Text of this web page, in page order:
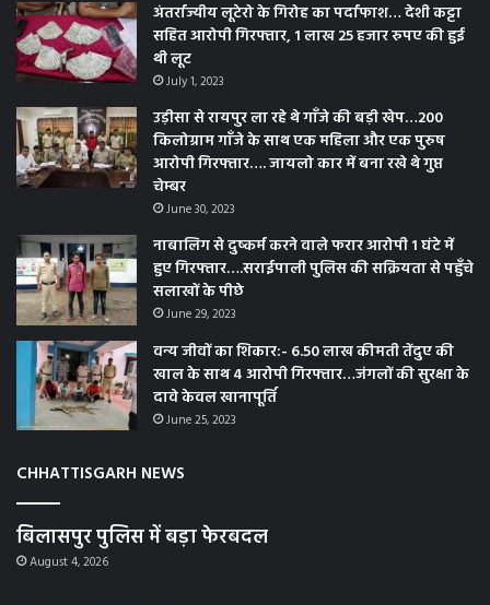
अंतर्राज्यीय लूटेरो के गिरोह का पर्दाफाश… देशी कट्टा
सहित आरोपी गिरफ्तार, 1 लाख 25 हजार रुपए की हुई
थी लूट
July 1, 2023
उड़ीसा से रायपुर ला रहे थे गाँजे की बड़ी खेप…200
किलोग्राम गाँजे के साथ एक महिला और एक पुरुष
आरोपी गिरफ्तार…. जायलो कार में बना रखे थे गुप्त
चेम्बर
June 30, 2023
नाबालिग से दुष्कर्म करने वाले फरार आरोपी 1 घंटे में
हुए गिरफ्तार….सराईपाली पुलिस की सक्रियता से पहुँचे
सलाखों के पीछे
June 29, 2023
वन्य जीवों का शिकार:- 6.50 लाख कीमती तेंदुए की
खाल के साथ 4 आरोपी गिरफ्तार…जंगलों की सुरक्षा के
दावे केवल खानापूर्ति
June 25, 2023
CHHATTISGARH NEWS
बिलासपुर पुलिस में बड़ा फेरबदल
August 4, 2026